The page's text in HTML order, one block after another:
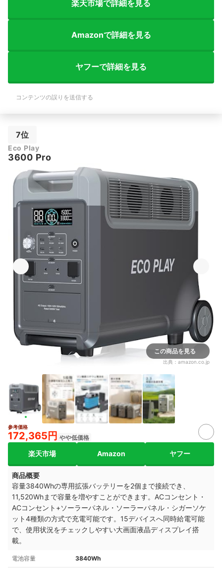
楽天市場で詳細を見る
Amazonで詳細を見る
ヤフーで詳細を見る
コンテンツの誤りを送信する
7位
Eco Play
3600 Pro
この商品を見る
出典： amazon.co.jp
参考価格
172,365円 やや低価格
楽天市場 Amazon ヤフー
商品概要
容量3840Whの専用拡張バッテリーを2個まで接続でき、
11,520Whまで容量を増やすことができます。ACコンセント・
ACコンセント+ソーラーパネル・ソーラーパネル・シガーソケ
ット4種類の方式で充電可能です。15デバイスへ同時給電可能
で、使用状況をチェックしやすい大画面液晶ディスプレイ搭
載。
電池容量 3840Wh